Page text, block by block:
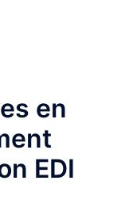
en
EDI